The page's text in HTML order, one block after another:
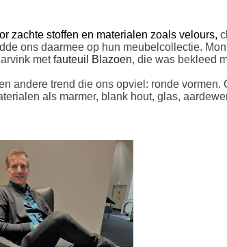
zachte stoffen en materialen zoals velours,
ons daarmee op hun meubelcollectie.
metfauteuil Blazoen, die was bekleed
andere trend die ons opviel: ronde vormen.
als marmer, blank hout, glas,